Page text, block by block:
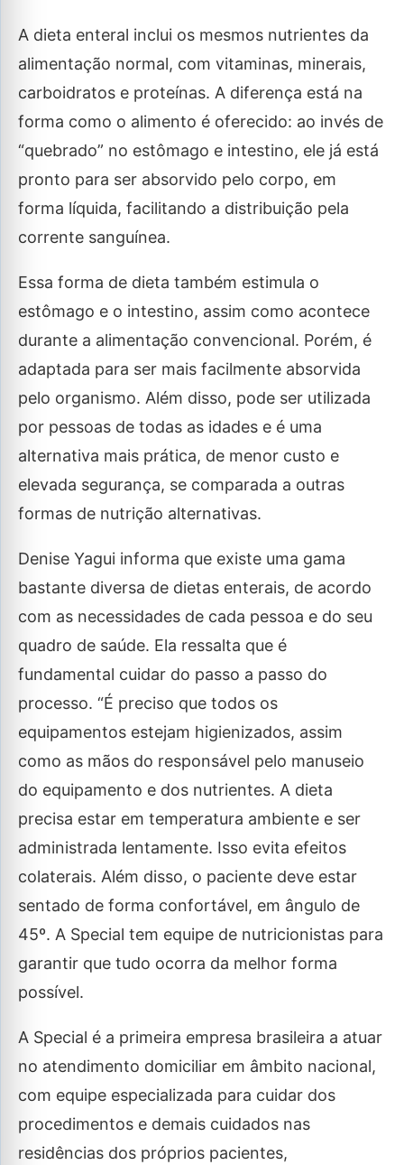
A dieta enteral inclui os mesmos nutrientes da
alimentação normal, com vitaminas, minerais,
carboidratos e proteínas. A diferença está na
forma como o alimento é oferecido: ao invés de
“quebrado” no estômago e intestino, ele já está
pronto para ser absorvido pelo corpo, em
forma líquida, facilitando a distribuição pela
corrente sanguínea.
Essa forma de dieta também estimula o
estômago e o intestino, assim como acontece
durante a alimentação convencional. Porém, é
adaptada para ser mais facilmente absorvida
pelo organismo. Além disso, pode ser utilizada
por pessoas de todas as idades e é uma
alternativa mais prática, de menor custo e
elevada segurança, se comparada a outras
formas de nutrição alternativas.
Denise Yagui informa que existe uma gama
bastante diversa de dietas enterais, de acordo
com as necessidades de cada pessoa e do seu
quadro de saúde. Ela ressalta que é
fundamental cuidar do passo a passo do
processo. “É preciso que todos os
equipamentos estejam higienizados, assim
como as mãos do responsável pelo manuseio
do equipamento e dos nutrientes. A dieta
precisa estar em temperatura ambiente e ser
administrada lentamente. Isso evita efeitos
colaterais. Além disso, o paciente deve estar
sentado de forma confortável, em ângulo de
45º. A Special tem equipe de nutricionistas para
garantir que tudo ocorra da melhor forma
possível.
A Special é a primeira empresa brasileira a atuar
no atendimento domiciliar em âmbito nacional,
com equipe especializada para cuidar dos
procedimentos e demais cuidados nas
residências dos próprios pacientes,